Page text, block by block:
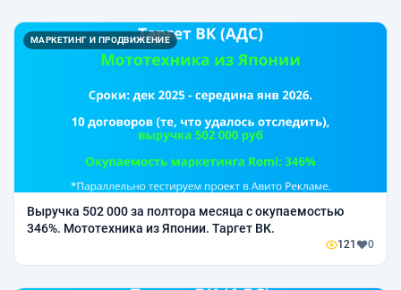
МАРКЕТИНГ И ПРОДВИЖЕНИЕ
Выручка 502 000 за полтора месяца с окупаемостью
346%. Мототехника из Японии. Таргет ВК.
121 0